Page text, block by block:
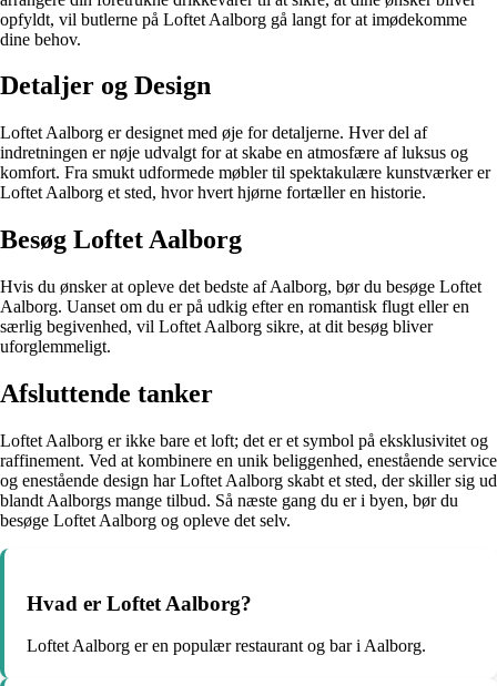
opfyldt, vil butlerne på Loftet Aalborg gå langt for at imødekomme
dine behov.
Detaljer og Design
Loftet Aalborg er designet med øje for detaljerne. Hver del af
indretningen er nøje udvalgt for at skabe en atmosfære af luksus og
komfort. Fra smukt udformede møbler til spektakulære kunstværker er
Loftet Aalborg et sted, hvor hvert hjørne fortæller en historie.
Besøg Loftet Aalborg
Hvis du ønsker at opleve det bedste af Aalborg, bør du besøge Loftet
Aalborg. Uanset om du er på udkig efter en romantisk flugt eller en
særlig begivenhed, vil Loftet Aalborg sikre, at dit besøg bliver
uforglemmeligt.
Afsluttende tanker
Loftet Aalborg er ikke bare et loft; det er et symbol på eksklusivitet og
raffinement. Ved at kombinere en unik beliggenhed, enestående service
og enestående design har Loftet Aalborg skabt et sted, der skiller sig ud
blandt Aalborgs mange tilbud. Så næste gang du er i byen, bør du
besøge Loftet Aalborg og opleve det selv.
Hvad er Loftet Aalborg?
Loftet Aalborg er en populær restaurant og bar i Aalborg.